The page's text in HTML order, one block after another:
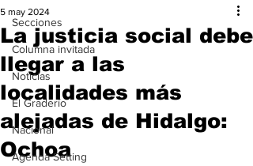
Secciones
Columna invitada
Noticias
El Graderío
Nacional
Agenda Setting
La justicia social debe
llegar a las
localidades más
alejadas de Hidalgo:
Ochoa
5 may 2024